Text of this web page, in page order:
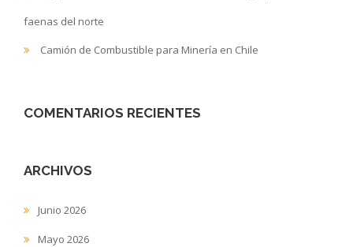
faenas del norte
Camión de Combustible para Minería en Chile
COMENTARIOS RECIENTES
ARCHIVOS
Junio 2026
Mayo 2026